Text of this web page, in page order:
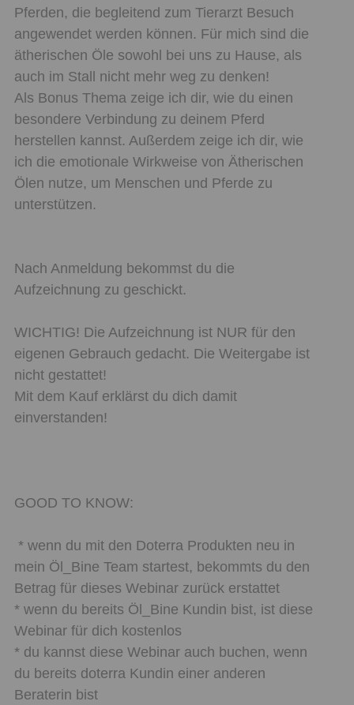
Pferden, die begleitend zum Tierarzt Besuch
angewendet werden können. Für mich sind die
ätherischen Öle sowohl bei uns zu Hause, als
auch im Stall nicht mehr weg zu denken!
Als Bonus Thema zeige ich dir, wie du einen
besondere Verbindung zu deinem Pferd
herstellen kannst. Außerdem zeige ich dir, wie
ich die emotionale Wirkweise von Ätherischen
Ölen nutze, um Menschen und Pferde zu
unterstützen.
Nach Anmeldung bekommst du die
Aufzeichnung zu geschickt.
WICHTIG! Die Aufzeichnung ist NUR für den
eigenen Gebrauch gedacht. Die Weitergabe ist
nicht gestattet!
Mit dem Kauf erklärst du dich damit
einverstanden!
GOOD TO KNOW:
* wenn du mit den Doterra Produkten neu in
mein Öl_Bine Team startest, bekommts du den
Betrag für dieses Webinar zurück erstattet
* wenn du bereits Öl_Bine Kundin bist, ist diese
Webinar für dich kostenlos
* du kannst diese Webinar auch buchen, wenn
du bereits doterra Kundin einer anderen
Beraterin bist